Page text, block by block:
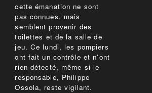
cette émanation ne sont
pas connues, mais
semblent provenir des
toilettes et de la salle de
jeu. Ce lundi, les pompiers
ont fait un contrôle et n'ont
rien détecté, même si le
responsable, Philippe
Ossola, reste vigilant.